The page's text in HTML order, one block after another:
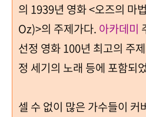
의 1939년 영화<오즈의 마
Oz)>의 주제가다. 아카데미
선정 영화100년 최고의 주
정 세기의 노래 등에 포함되
셀 수 없이 많은 가수들이 커